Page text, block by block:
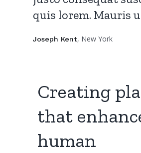
quis lorem. Mauris
Joseph Kent, New York
Creating
that
human